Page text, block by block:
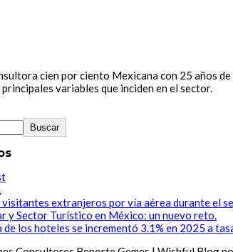
cien por ciento Mexicana con 25 años
variables que inciden en el sector.
Buscar
visitantes extranjeros por vía aérea durante el
y Sector Turístico en México: un nuevo reto.
los hoteles se incrementó 3.1% en 2025 a